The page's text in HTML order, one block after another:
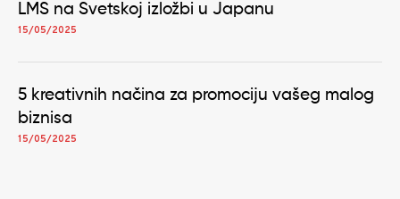
LMS na Svetskoj izložbi u Japanu
15/05/2025
5 kreativnih načina za promociju vašeg malog
biznisa
15/05/2025